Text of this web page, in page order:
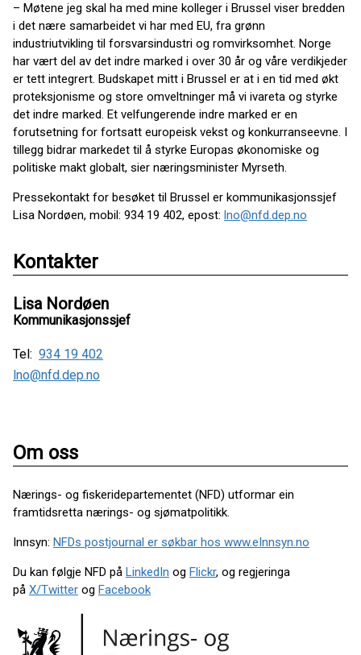
– Møtene jeg skal ha med mine kolleger i Brussel viser bredden
i det nære samarbeidet vi har med EU, fra grønn
industriutvikling til forsvarsindustri og romvirksomhet. Norge
har vært del av det indre marked i over 30 år og våre verdikjeder
er tett integrert. Budskapet mitt i Brussel er at i en tid med økt
proteksjonisme og store omveltninger må vi ivareta og styrke
det indre marked. Et velfungerende indre marked er en
forutsetning for fortsatt europeisk vekst og konkurranseevne. I
tillegg bidrar markedet til å styrke Europas økonomiske og
politiske makt globalt, sier næringsminister Myrseth.
Pressekontakt for besøket til Brussel er kommunikasjonssjef
Lisa Nordøen, mobil: 934 19 402, epost: lno@nfd.dep.no
Kontakter
Lisa Nordøen
Kommunikasjonssjef
Tel: 934 19 402
lno@nfd.dep.no
Om oss
Nærings- og fiskeridepartementet (NFD) utformar ein
framtidsretta nærings- og sjømatpolitikk.
Innsyn: NFDs postjournal er søkbar hos www.eInnsyn.no
Du kan følgje NFD på LinkedIn og Flickr, og regjeringa
på X/Twitter og Facebook